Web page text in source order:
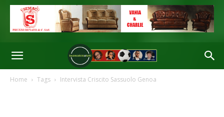
Home Tags Intervista Criscito Sassuolo Genoa